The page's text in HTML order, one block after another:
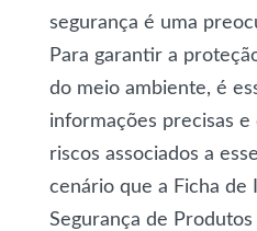
segurança é uma
Para garantir a
do meio ambiente, é
informações precisas e
riscos associados a
cenário que a Ficha de
Segurança de Produtos